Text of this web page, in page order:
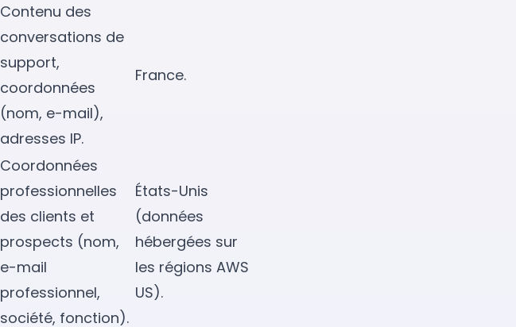
Contenu des
conversations de
support,
coordonnées
(nom, e-mail),
adresses IP.
France.
Coordonnées
professionnelles
des clients et
prospects (nom,
e-mail
professionnel,
société, fonction).
États-Unis
(données
hébergées sur
les régions AWS
US).